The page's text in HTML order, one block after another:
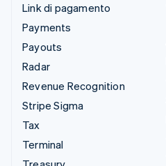
Link di pagamento
Payments
Payouts
Radar
Revenue Recognition
Stripe Sigma
Tax
Terminal